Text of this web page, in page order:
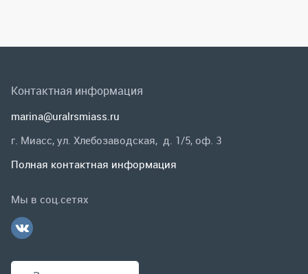
Спецпредложения
Заказать звонок